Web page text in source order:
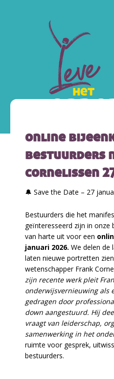
online
bestuurders
cornelissen
🔔 Save the Date – 27
Bestuurders die het
geïnteresseerd zijn in onze
van harte uit voor een
januari 2026. We delen de
laten nieuwe portretten
wetenschapper Frank
zijn recente werk pleit
onderwijsvernieuwing als
gedragen door
down aangestuurd. Hij
vraagt van leiderschap,
samenwerking in het
ruimte voor gesprek,
bestuurders.